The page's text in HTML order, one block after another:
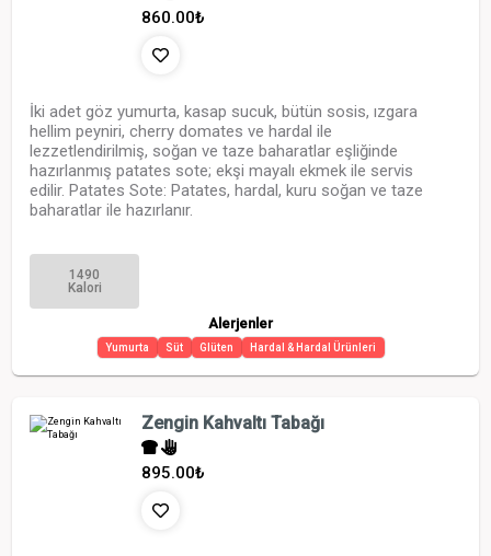
860.00₺
İki adet göz yumurta, kasap sucuk, bütün sosis, ızgara
hellim peyniri, cherry domates ve hardal ile
lezzetlendirilmiş, soğan ve taze baharatlar eşliğinde
hazırlanmış patates sote; ekşi mayalı ekmek ile servis
edilir. Patates Sote: Patates, hardal, kuru soğan ve taze
baharatlar ile hazırlanır.
1490
Kalori
Alerjenler
Yumurta Süt Glüten Hardal & Hardal Ürünleri
Zengin Kahvaltı Tabağı
895.00₺